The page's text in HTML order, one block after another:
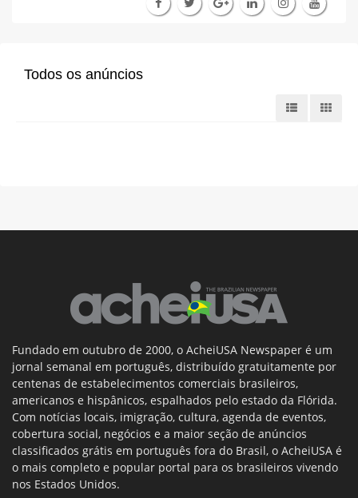
Todos os anúncios
Fundado em outubro de 2000, o AcheiUSA Newspaper é um
jornal semanal em português, distribuído gratuitamente por
centenas de estabelecimentos comerciais brasileiros,
americanos e hispânicos, espalhados pelo estado da Flórida.
Com notícias locais, imigração, cultura, agenda de eventos,
cobertura social, negócios e a maior seção de anúncios
classificados grátis em português fora do Brasil, o AcheiUSA é
o mais completo e popular portal para os brasileiros vivendo
nos Estados Unidos.